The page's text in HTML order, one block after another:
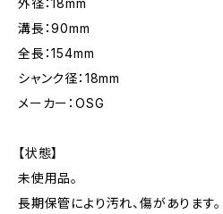
外径：18mm
溝長：90mm
全長：154mm
シャンク径：18mm
メーカー：OSG
【状態】
未使用品。
長期保管により汚れ、傷があります。